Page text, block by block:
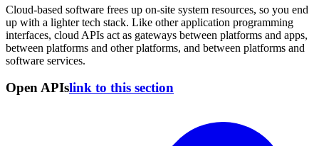
Cloud-based software frees up on-site system resources, so you end
up with a lighter tech stack. Like other application programming
interfaces, cloud APIs act as gateways between platforms and apps,
between platforms and other platforms, and between platforms and
software services.
Open APIslink to this section